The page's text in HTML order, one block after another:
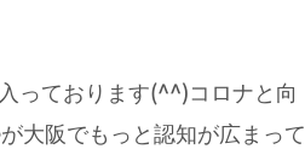
っております(^^)コロナと向
大阪でもっと認知が広まって